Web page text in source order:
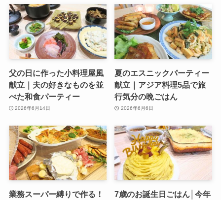
父の日に作った小料理屋風
献立｜夫の好きなものを並
べた和食パーティー
2026年6月14日
夏のエスニックパーティー
献立｜アジア料理5品で旅
行気分の晩ごはん
2026年6月6日
業務スーパー縛りで作る！
7歳のお誕生日ごはん│今年